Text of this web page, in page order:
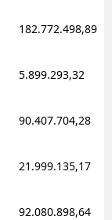
182.772.498,89
5.899.293,32
90.407.704,28
21.999.135,17
92.080.898,64